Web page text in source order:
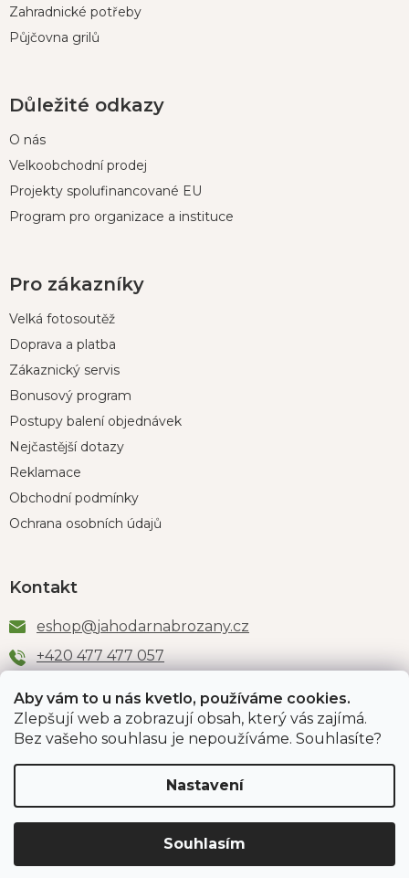
Aby vám to u nás kvetlo, používáme cookies.
Zlepšují web a zobrazují obsah, který vás zajímá.
Bez vašeho souhlasu je nepoužíváme. Souhlasíte?
Nastavení
Souhlasím
Zahradnické potřeby
Půjčovna grilů
Důležité odkazy
O nás
Velkoobchodní prodej
Projekty spolufinancované EU
Program pro organizace a instituce
Pro zákazníky
Velká fotosoutěž
Doprava a platba
Zákaznický servis
Bonusový program
Postupy balení objednávek
Nejčastější dotazy
Reklamace
Obchodní podmínky
Ochrana osobních údajů
Kontakt
eshop@jahodarnabrozany.cz
+420 477 477 057
Odběr newsletteru
PŘIHLÁSIT SE